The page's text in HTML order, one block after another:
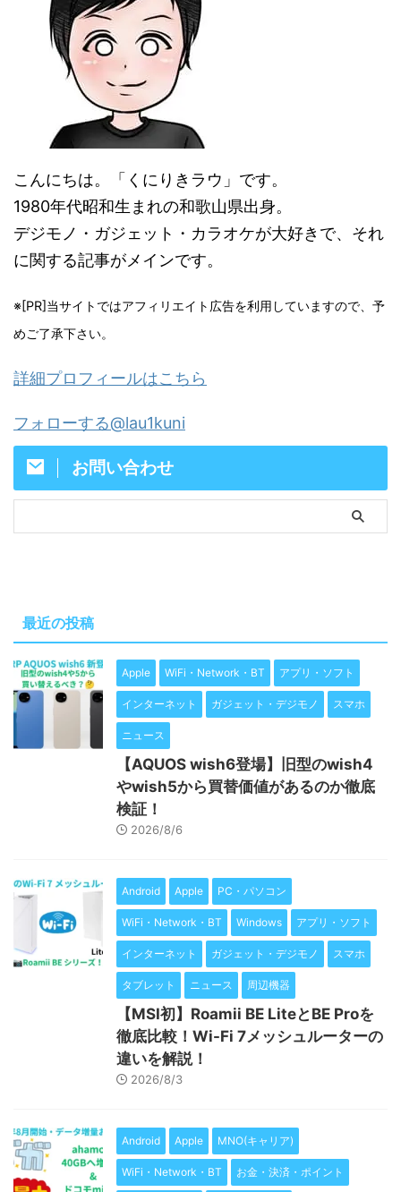
こんにちは。「くにりきラウ」です。
1980年代昭和生まれの和歌山県出身。
デジモノ・ガジェット・カラオケが大好きで、それ
に関する記事がメインです。
※[PR]当サイトではアフィリエイト広告を利用していますので、予
めご了承下さい。
詳細プロフィールはこちら
フォローする@lau1kuni
お問い合わせ
最近の投稿
Apple WiFi・Network・BT アプリ・ソフト
インターネット ガジェット・デジモノ スマホ
ニュース
【AQUOS wish6登場】旧型のwish4
やwish5から買替価値があるのか徹底
検証！
2026/8/6
Android Apple PC・パソコン
WiFi・Network・BT Windows アプリ・ソフト
インターネット ガジェット・デジモノ スマホ
タブレット ニュース 周辺機器
【MSI初】Roamii BE LiteとBE Proを
徹底比較！Wi-Fi 7メッシュルーターの
違いを解説！
2026/8/3
Android Apple MNO(キャリア)
WiFi・Network・BT お金・決済・ポイント